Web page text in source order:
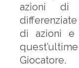
azioni di
di azioni e
Giocatore.